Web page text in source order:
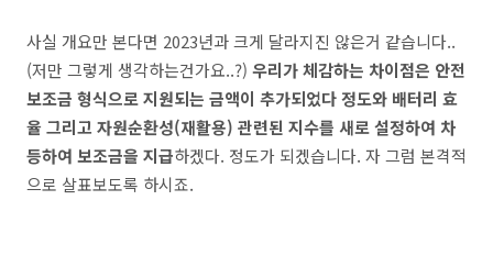
사실 개요만 본다면 2023년과 크게 달라지진 않은거 같습니다..
(저만 그렇게 생각하는건가요..?) 우리가 체감하는 차이점은 안전
보조금 형식으로 지원되는 금액이 추가되었다 정도와 배터리 효
율 그리고 자원순환성(재활용) 관련된 지수를 새로 설정하여 차
등하여 보조금을 지급하겠다. 정도가 되겠습니다. 자 그럼 본격적
으로 살표보도록 하시죠.